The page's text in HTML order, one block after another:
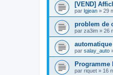
[VEND]
par lgjean » 29
problem de
par za3im » 26
par salay_auto
Programme
par riquet » 16